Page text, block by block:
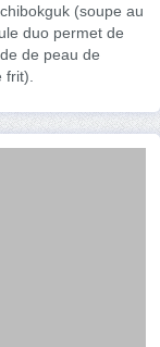
(soupe au
duo permet de
de peau de
frit).